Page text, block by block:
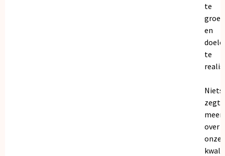
te
en
te
Niets
zegt
meer
over
onze